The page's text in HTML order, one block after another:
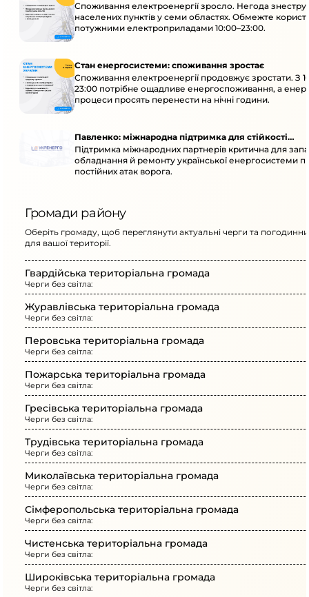
Споживання електроенергії зросло. Негода
населених пунктів у семи областях. Обмежте
потужними електроприладами 10:00–23:00.
Стан енергосистеми: споживання зростає
Споживання електроенергії продовжує зростати. З
23:00 потрібне ощадливе енергоспоживання, а
процеси просять перенести на нічні години.
Павленко: міжнародна підтримка для стійкості
енергосистеми
Підтримка міжнародних партнерів критична для
обладнання й ремонту української енергосистеми
постійних атак ворога.
Громади району
Оберіть громаду, щоб переглянути актуальні черги та
для вашої території.
Гвардійська територіальна громада
Черги без світла:
Журавлівська територіальна громада
Черги без світла:
Перовська територіальна громада
Черги без світла:
Пожарська територіальна громада
Черги без світла:
Гресівська територіальна громада
Черги без світла:
Трудівська територіальна громада
Черги без світла:
Миколаївська територіальна громада
Черги без світла:
Сімферопольська територіальна громада
Черги без світла:
Чистенська територіальна громада
Черги без світла:
Широківська територіальна громада
Черги без світла: